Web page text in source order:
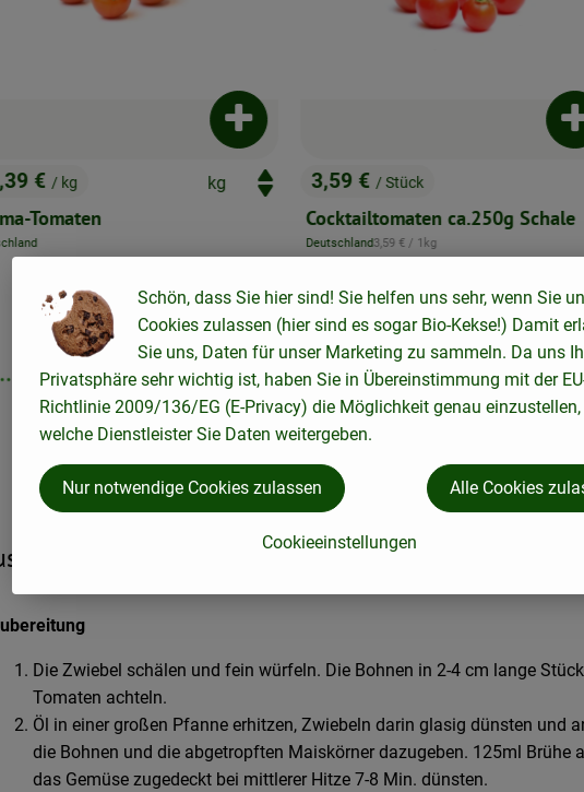
hinzufügen
€ / kg
Tomaten
Produkt zum Warenkorb hinzufügen
, Preis:
3,59 € / Stück
Cocktailtomaten ca.250g Schale
, Herkunft:
Deutschland, Referenzpreis:
3,59 € / 1kg
Zutaten der Woche
Rezepte der Woche
Die Zwiebel schälen und fein würfeln. Die Bohnen in 2-4 cm lange
Tomaten achteln.
Öl in einer großen Pfanne erhitzen, Zwiebeln darin glasig dünsten und
die Bohnen und die abgetropften Maiskörner dazugeben. 125ml Brühe
das Gemüse zugedeckt bei mittlerer Hitze 7-8 Min. dünsten.
Schön, dass Sie hier sind! Sie helfen uns sehr, wenn Sie
Cookies zulassen (hier sind es sogar Bio-Kekse!) Damit
Sie uns, Daten für unser Marketing zu sammeln. Da uns
Privatsphäre sehr wichtig ist, haben Sie in Übereinstimmung mit der
Richtlinie 2009/136/EG (E-Privacy) die Möglichkeit genau einzustellen,
welche Dienstleister Sie Daten weitergeben.
Cookieeinstellungen
Nur notwendige Cookies zulassen Alle Cookies